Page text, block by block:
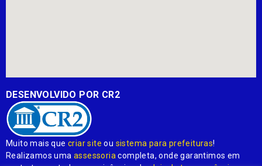
DESENVOLVIDO POR CR2
Muito mais quecriar site ou sistema para prefeituras!
Realizamos umaassessoria completa, onde garantimos em